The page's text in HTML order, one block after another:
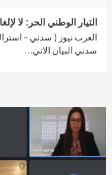
التيار الوطني الحر: لا
العرب نيوز ( سدني –
سدني البيان الاتي…